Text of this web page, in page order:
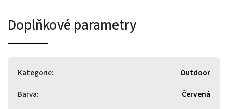
Doplňkové parametry
Kategorie:
Outdoor
Barva:
Červená